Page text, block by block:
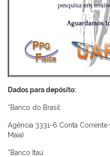
Dados para depósito:
*Banco do Brasil:
Agência 3331-6 Conta Corrente
Maia)
*Banco Itaú: